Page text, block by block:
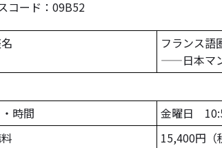
コード：09B52
フランス語
――日本マ
時間
金曜日
15,400円（